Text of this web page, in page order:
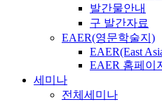
발간물안내
구 발간자료
EAER(영문학술지)
EAER(East
EAER 홈페이
세미나
전체세미나